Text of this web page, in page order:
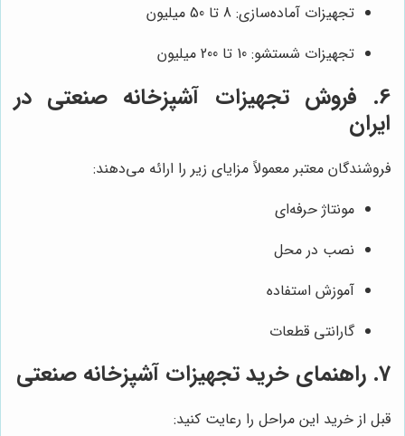
تجهیزات آماده‌سازی: 8 تا 50 میلیون
تجهیزات شستشو: 10 تا 200 میلیون
6. فروش تجهیزات آشپزخانه صنعتی در
ایران
فروشندگان معتبر معمولاً مزایای زیر را ارائه می‌دهند:
مونتاژ حرفه‌ای
نصب در محل
آموزش استفاده
گارانتی قطعات
7. راهنمای خرید تجهیزات آشپزخانه صنعتی
قبل از خرید این مراحل را رعایت کنید: